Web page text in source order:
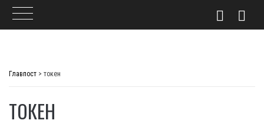
Главпост > токен
ТОКЕН